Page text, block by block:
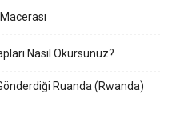
Nasıl Okursunuz?
Ruanda (Rwanda)